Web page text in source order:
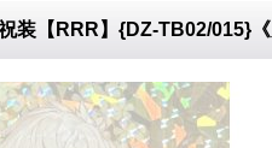
装【RRR】{DZ-TB02/015}《